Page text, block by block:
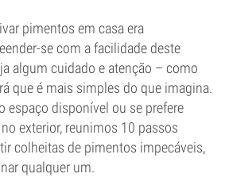
pimentos em casa era
se com a facilidade deste
algum cuidado e atenção – como
que é mais simples do que imagina.
espaço disponível ou se prefere
exterior, reunimos 10 passos
colheitas de pimentos impecáveis,
qualquer um.